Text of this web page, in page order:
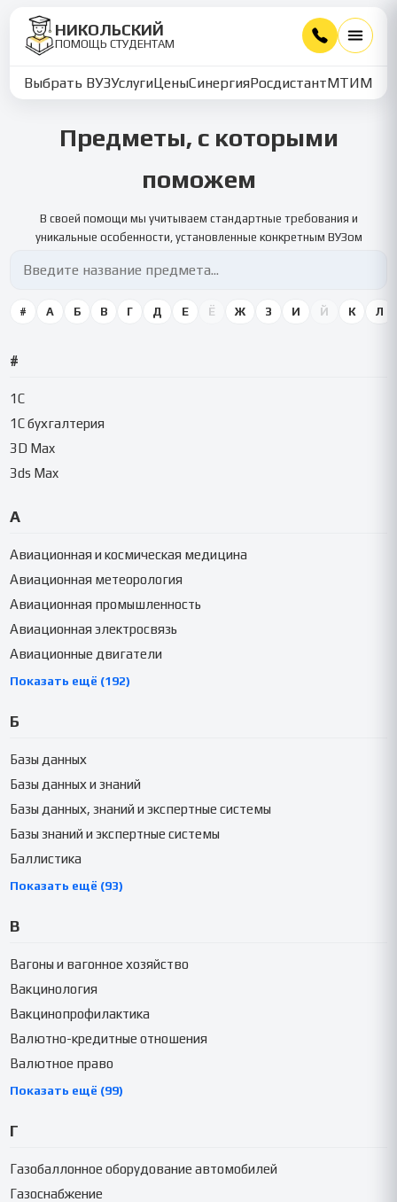
НИКОЛЬСКИЙ
ПОМОЩЬ СТУДЕНТАМ
Выбрать ВУЗУслугиЦеныСинергияРосдистантМТИММУ
Предметы, с которыми
поможем
В своей помощи мы учитываем стандартные требования и
уникальные особенности, установленные конкретным ВУЗом
# А Б В Г Д Е Ё Ж З И Й К Л
#
1C
1C бухгалтерия
3D Max
3ds Max
А
Авиационная и космическая медицина
Авиационная метеорология
Авиационная промышленность
Авиационная электросвязь
Авиационные двигатели
Показать ещё (192)
Б
Базы данных
Базы данных и знаний
Базы данных, знаний и экспертные системы
Базы знаний и экспертные системы
Баллистика
Показать ещё (93)
В
Вагоны и вагонное хозяйство
Вакцинология
Вакцинопрофилактика
Валютно-кредитные отношения
Валютное право
Показать ещё (99)
Г
Газобаллонное оборудование автомобилей
Газоснабжение